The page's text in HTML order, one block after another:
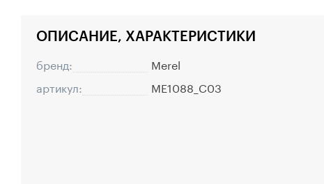
ОПИСАНИЕ, ХАРАКТЕРИСТИКИ
бренд:
Merel
артикул:
ME1088_C03